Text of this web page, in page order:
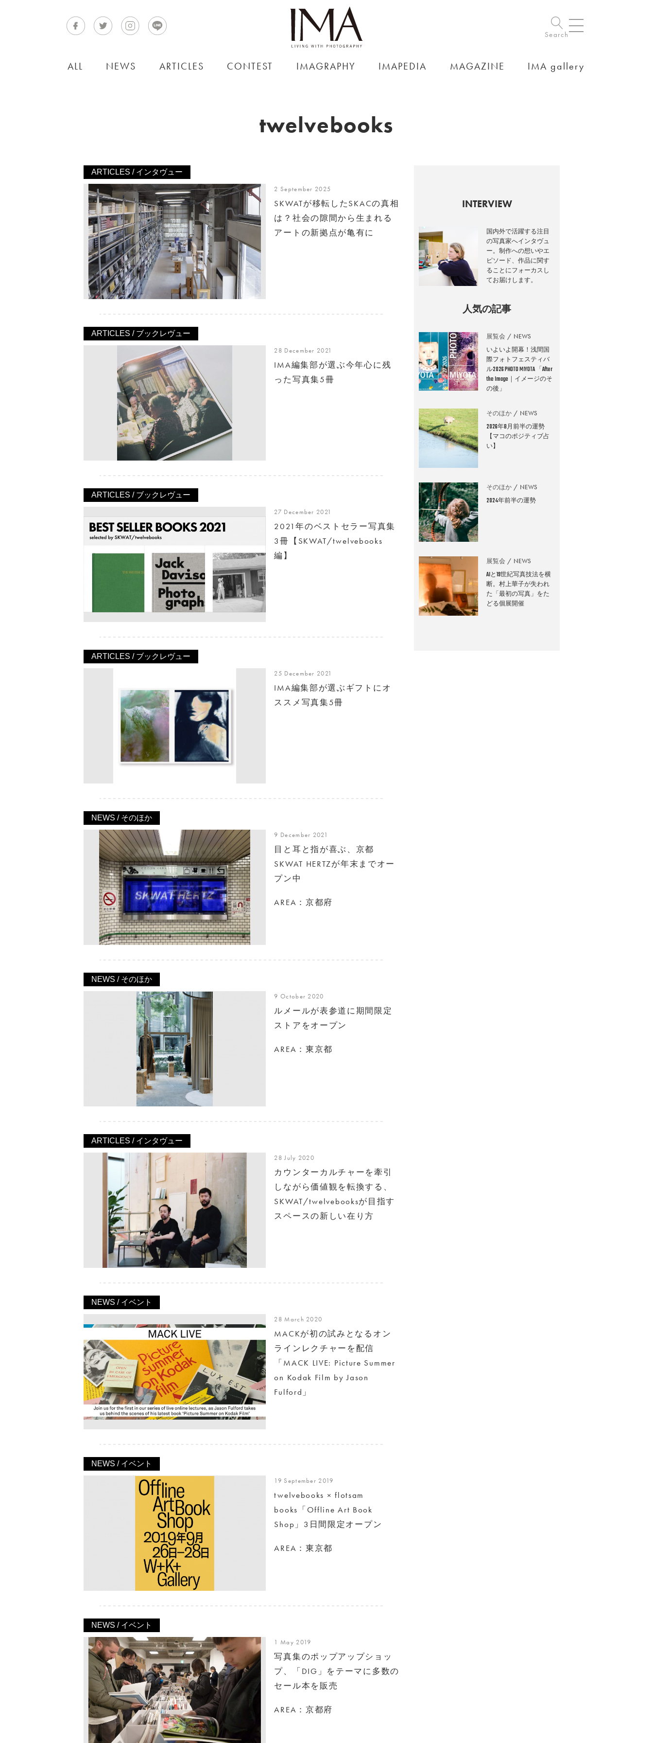
Search
ALL NEWS ARTICLES CONTEST IMAGRAPHY IMAPEDIA MAGAZINE IMA gallery
twelvebooks
ARTICLES / インタヴュー
2 September 2025
SKWATが移転したSKACの真相
は？社会の隙間から生まれる
アートの新拠点が亀有に
ARTICLES / ブックレヴュー
28 December 2021
IMA編集部が選ぶ今年心に残
った写真集5冊
ARTICLES / ブックレヴュー
27 December 2021
2021年のベストセラー写真集
3冊【SKWAT/twelvebooks
編】
ARTICLES / ブックレヴュー
25 December 2021
IMA編集部が選ぶギフトにオ
ススメ写真集5冊
NEWS / そのほか
9 December 2021
目と耳と指が喜ぶ、京都
SKWAT HERTZが年末までオー
プン中
AREA：京都府
NEWS / そのほか
9 October 2020
ルメールが表参道に期間限定
ストアをオープン
AREA：東京都
ARTICLES / インタヴュー
28 July 2020
カウンターカルチャーを牽引
しながら価値観を転換する、
SKWAT/twelvebooksが目指す
スペースの新しい在り方
NEWS / イベント
28 March 2020
MACKが初の試みとなるオン
ラインレクチャーを配信
「MACK LIVE: Picture Summer
on Kodak Film by Jason
Fulford」
NEWS / イベント
19 September 2019
twelvebooks × flotsam
books「Offline Art Book
Shop」3日間限定オープン
AREA：東京都
NEWS / イベント
1 May 2019
写真集のポップアップショッ
プ、「DIG」をテーマに多数の
セール本を販売
AREA：京都府
INTERVIEW
国内外で活躍する注目
の写真家へインタヴュ
ー。制作への想いやエ
ピソード、作品に関す
ることにフォーカスし
てお届けします。
人気の記事
展覧会 NEWS
いよいよ開幕！浅間国
際フォトフェスティバ
ル2026 PHOTO MIYOTA 「After
the Image｜イメージのそ
の後」
そのほか NEWS
2026年8月前半の運勢
【マコのポジティブ占
い】
そのほか NEWS
2024年前半の運勢
展覧会 NEWS
AIと19世紀写真技法を横
断。村上華子が失われ
た「最初の写真」をた
どる個展開催